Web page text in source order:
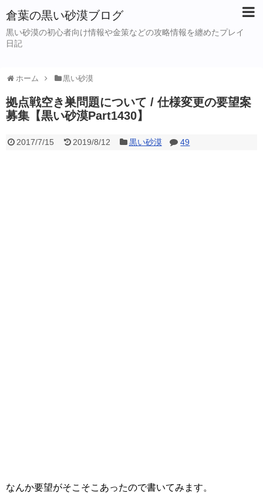
倉葉の黒い砂漠ブログ
黒い砂漠の初心者向け情報や金策などの攻略情報を纏めたプレイ
日記
ホーム 黒い砂漠
拠点戦空き巣問題について / 仕様変更の要望案
募集【黒い砂漠Part1430】
2017/7/15 2019/8/12 黒い砂漠 49
なんか要望がそこそこあったので書いてみます。